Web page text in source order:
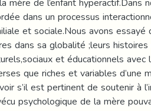
dans un processus
et sociale.Nous avons
dans sa globalité ;leurs
et éducationnels
que riches et variables d’une
s’il est pertinent de soutenir à
psychologique de la mère